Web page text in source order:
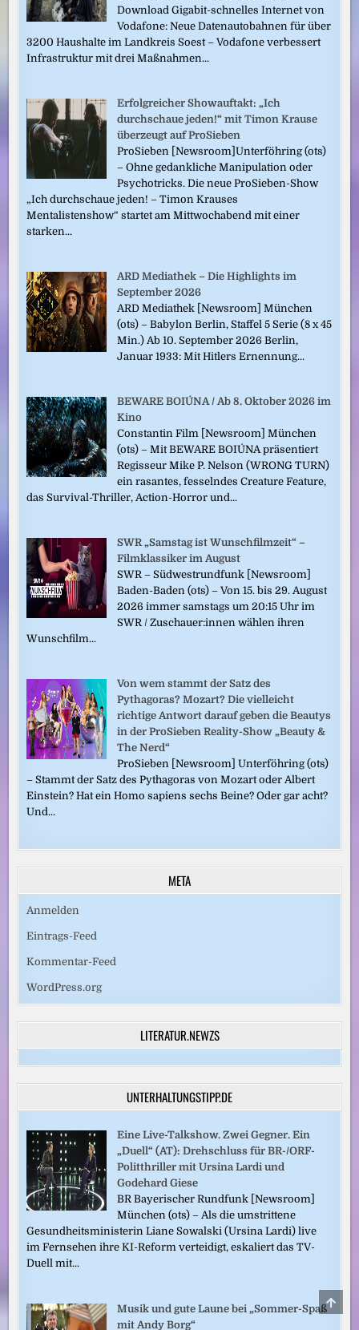
Download Gigabit-schnelles Internet von
Vodafone: Neue Datenautobahnen für über
3200 Haushalte im Landkreis Soest – Vodafone verbessert
Infrastruktur mit drei Maßnahmen...
Erfolgreicher Showauftakt: „Ich
durchschaue jeden!“ mit Timon Krause
überzeugt auf ProSieben
ProSieben [Newsroom]Unterföhring (ots)
– Ohne gedankliche Manipulation oder
Psychotricks. Die neue ProSieben-Show
„Ich durchschaue jeden! – Timon Krauses
Mentalistenshow“ startet am Mittwochabend mit einer
starken...
ARD Mediathek – Die Highlights im
September 2026
ARD Mediathek [Newsroom] München
(ots) – Babylon Berlin, Staffel 5 Serie (8 x 45
Min.) Ab 10. September 2026 Berlin,
Januar 1933: Mit Hitlers Ernennung...
BEWARE BOIÚNA / Ab 8. Oktober 2026 im
Kino
Constantin Film [Newsroom] München
(ots) – Mit BEWARE BOIÚNA präsentiert
Regisseur Mike P. Nelson (WRONG TURN)
ein rasantes, fesselndes Creature Feature,
das Survival-Thriller, Action-Horror und...
SWR „Samstag ist Wunschfilmzeit“ –
Filmklassiker im August
SWR – Südwestrundfunk [Newsroom]
Baden-Baden (ots) – Von 15. bis 29. August
2026 immer samstags um 20:15 Uhr im
SWR / Zuschauer:innen wählen ihren
Wunschfilm...
Von wem stammt der Satz des
Pythagoras? Mozart? Die vielleicht
richtige Antwort darauf geben die Beautys
in der ProSieben Reality-Show „Beauty &
The Nerd“
ProSieben [Newsroom] Unterföhring (ots)
– Stammt der Satz des Pythagoras von Mozart oder Albert
Einstein? Hat ein Homo sapiens sechs Beine? Oder gar acht?
Und...
META
Anmelden
Eintrags-Feed
Kommentar-Feed
WordPress.org
LITERATUR.NEWZS
UNTERHALTUNGSTIPP.DE
Eine Live-Talkshow. Zwei Gegner. Ein
„Duell“ (AT): Drehschluss für BR-/ORF-
Politthriller mit Ursina Lardi und
Godehard Giese
BR Bayerischer Rundfunk [Newsroom]
München (ots) – Als die umstrittene
Gesundheitsministerin Liane Sowalski (Ursina Lardi) live
im Fernsehen ihre KI-Reform verteidigt, eskaliert das TV-
Duell mit...
Musik und gute Laune bei „Sommer-Spaß
mit Andy Borg“
TO